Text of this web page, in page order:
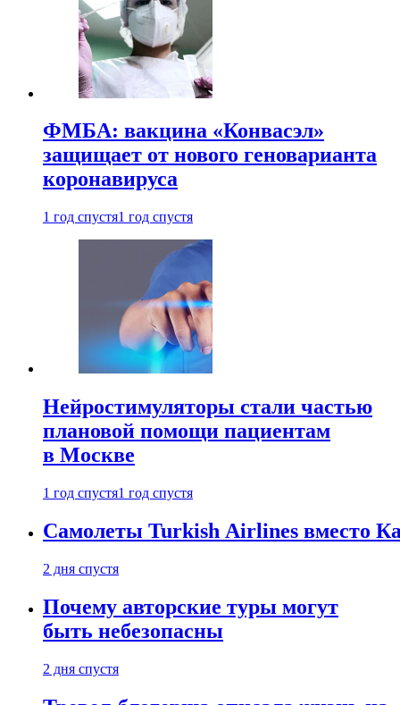
ФМБА: вакцина «Конвасэл»
защищает от нового геноварианта
коронавируса
1 год спустя1 год спустя
Нейростимуляторы стали частью
плановой помощи пациентам
в Москве
1 год спустя1 год спустя
Самолеты Turkish Airlines вместо
2 дня спустя
Почему авторские туры могут
быть небезопасны
2 дня спустя